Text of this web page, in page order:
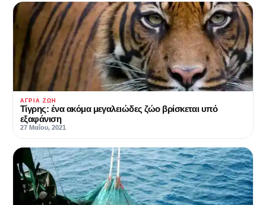
ΆΓΡΙΑ ΖΩΉ
Τίγρης: ένα ακόμα μεγαλειώδες ζώο βρίσκεται υπό
εξαφάνιση
27 Μαΐου, 2021